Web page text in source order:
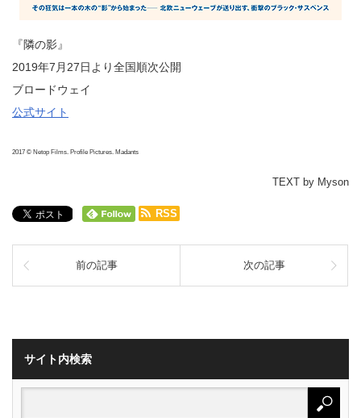
『隣の影』
2019年7月27日より全国順次公開
ブロードウェイ
公式サイト
2017 © Netop Films. Profile Pictures. Madants
TEXT by Myson
RSS
前の記事 次の記事
サイト内検索